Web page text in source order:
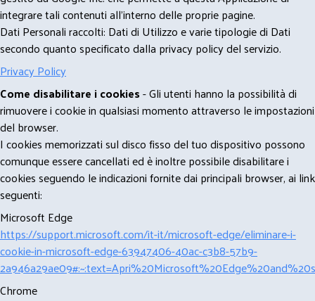
integrare tali contenuti all'interno delle proprie pagine.
Dati Personali raccolti: Dati di Utilizzo e varie tipologie di Dati
secondo quanto specificato dalla privacy policy del servizio.
Privacy Policy
Come disabilitare i cookies- Gli utenti hanno la possibilità di
rimuovere i cookie in qualsiasi momento attraverso le impostazioni
del browser.
I cookies memorizzati sul disco fisso del tuo dispositivo possono
comunque essere cancellati ed è inoltre possibile disabilitare i
cookies seguendo le indicazioni fornite dai principali browser, ai link
seguenti:
Microsoft Edge
https://support.microsoft.com/it-it/microsoft-edge/eliminare-i-
cookie-in-microsoft-edge-63947406-40ac-c3b8-57b9-
Chrome